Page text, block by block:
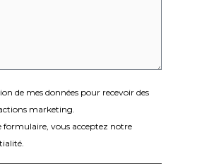
de mes données pour recevoir des
marketing.
formulaire, vous acceptez notre